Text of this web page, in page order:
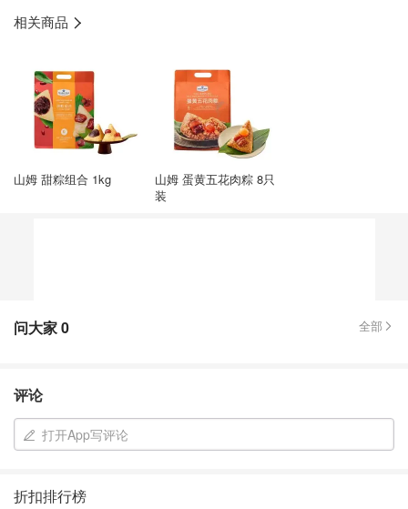
相关商品
山姆 甜粽组合 1kg
山姆 蛋黄五花肉粽 8只
装
问大家0 全部
评论
打开App写评论
折扣排行榜